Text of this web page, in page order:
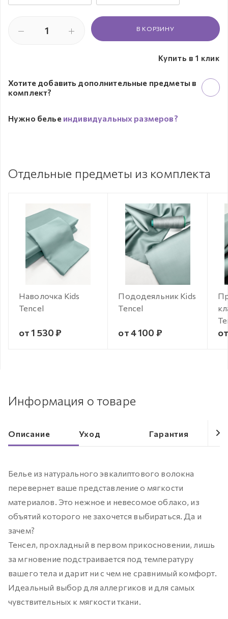
В КОРЗИНУ
Купить в 1 клик
Хотите добавить дополнительные предметы в
комплект?
Нужно белье индивидуальных размеров?
Отдельные предметы из комплекта
Наволочка Kids
Tencel
от 1 530 ₽
Пододеяльник Kids
Tencel
от 4 100 ₽
Информация о товаре
Описание Уход Гарантия
Белье из натурального эвкалиптового волокна
перевернет ваше представление о мягкости
материалов. Это нежное и невесомое облако, из
объятий которого не захочется выбираться. Да и
зачем?
Тенсел, прохладный в первом прикосновении, лишь
за мгновение подстраивается под температуру
вашего тела и дарит ни с чем не сравнимый комфорт.
Идеальный выбор для аллергиков и для самых
чувствительных к мягкости ткани.